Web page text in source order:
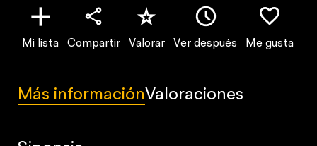
Mi lista Compartir Valorar Ver después Me gusta
Más informaciónValoraciones